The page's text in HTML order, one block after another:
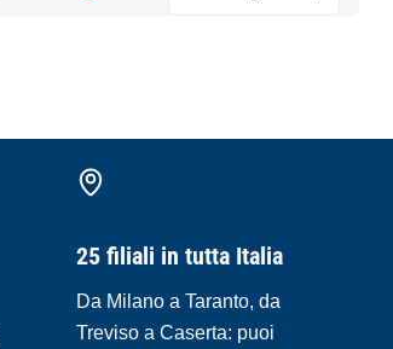
25 filiali in tutta Italia
Da Milano a Taranto, da
Treviso a Caserta: puoi